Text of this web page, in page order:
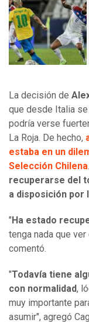
La decisión de
que desde Italia
podría verse
La Roja. De hecho,
estaba en un
Selección Chilena
recuperarse del
a disposición por
" Ha estado
tenga nada que
comentó.
"Todavía tiene
con normalidad,
muy importante
asumir", agregó